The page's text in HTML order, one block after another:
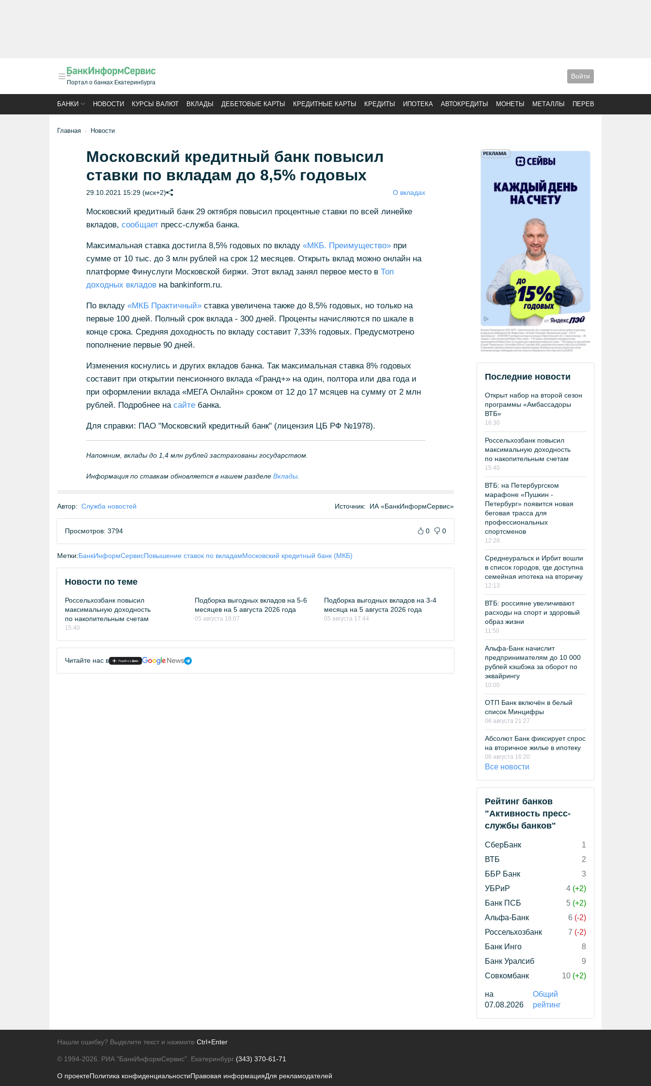
Портал о банках Екатеринбурга
Войти
БАНКИ НОВОСТИ КУРСЫ ВАЛЮТ ВКЛАДЫ ДЕБЕТОВЫЕ КАРТЫ КРЕДИТНЫЕ КАРТЫ КРЕДИТЫ ИПОТЕКА АВТОКРЕДИТЫ МОНЕТЫ МЕТАЛЛЫ ПЕРЕВОДЫ
Главная Новости
Московский кредитный банк повысил
ставки по вкладам до 8,5% годовых
29.10.2021 15:29 (мск+2) О вкладах
Московский кредитный банк 29 октября повысил процентные ставки по всей линейке
вкладов, сообщаетпресс-служба банка.
Максимальная ставка достигла 8,5% годовых по вкладу «МКБ. Преимущество»при
сумме от 10 тыс. до 3 млн рублей на срок 12 месяцев. Открыть вклад можно онлайн на
платформе Финуслуги Московской биржи. Этот вклад занял первое место в Топ
доходных вкладовна bankinform.ru.
По вкладу «МКБ Практичный»ставка увеличена также до 8,5% годовых, но только на
первые 100 дней. Полный срок вклада - 300 дней. Проценты начисляются по шкале в
конце срока. Средняя доходность по вкладу составит 7,33% годовых. Предусмотрено
пополнение первые 90 дней.
Изменения коснулись и других вкладов банка. Так максимальная ставка 8% годовых
составит при открытии пенсионного вклада «Гранд+» на один, полтора или два года и
при оформлении вклада «МЕГА Онлайн» сроком от 12 до 17 мсяцев на сумму от 2 млн
рублей. Подробнее на сайтебанка.
Для справки: ПАО "Московский кредитный банк" (лицензия ЦБ РФ №1978).
Напомним, вклады до 1,4 млн рублей застрахованы государством.
Информация по ставкам обновляется в нашем разделе Вклады.
Автор: Служба новостей Источник: ИА «БанкИнформСервис»
Просмотров: 3794 0 0
Метки:БанкИнформСервисПовышение ставок по вкладамМосковский кредитный банк (МКБ)
Новости по теме
Россельхозбанк повысил
максимальную доходность
по накопительным счетам
15:40
Подборка выгодных вкладов на 5-6
месяцев на 5 августа 2026 года
05 августа 18:07
Подборка выгодных вкладов на 3-4
месяца на 5 августа 2026 года
05 августа 17:44
Читайте нас в
Последние новости
Открыт набор на второй сезон
программы «Амбассадоры
ВТБ»
16:30
Россельхозбанк повысил
максимальную доходность
по накопительным счетам
15:40
ВТБ: на Петербургском
марафоне «Пушкин -
Петербург» появится новая
беговая трасса для
профессиональных
спортсменов
12:28
Среднеуральск и Ирбит вошли
в список городов, где доступна
семейная ипотека на вторичку
12:13
ВТБ: россияне увеличивают
расходы на спорт и здоровый
образ жизни
11:50
Альфа-Банк начислит
предпринимателям до 10 000
рублей кэшбэка за оборот по
эквайрингу
10:00
ОТП Банк включён в белый
список Минцифры
06 августа 21:27
Абсолют Банк фиксирует спрос
на вторичное жилье в ипотеку
06 августа 16:20
Все новости
Рейтинг банков
"Активность пресс-
службы банков"
СберБанк
1
ВТБ
2
ББР Банк
3
УБРиР
4 (+2)
Банк ПСБ
5 (+2)
Альфа-Банк
6 (-2)
Россельхозбанк
7 (-2)
Банк Инго
8
Банк Уралсиб
9
Совкомбанк
10 (+2)
на
07.08.2026
Общий
рейтинг
Нашли ошибку? Выделите текст и нажмите Ctrl+Enter
© 1994-2026. РИА "БанкИнформСервис". Екатеринбург (343) 370-61-71
О проектеПолитика конфиденциальностиПравовая информацияДля рекламодателей